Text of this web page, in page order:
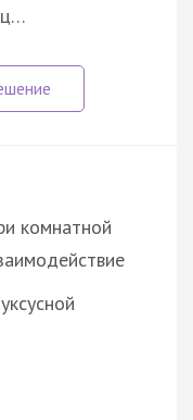
комнатной